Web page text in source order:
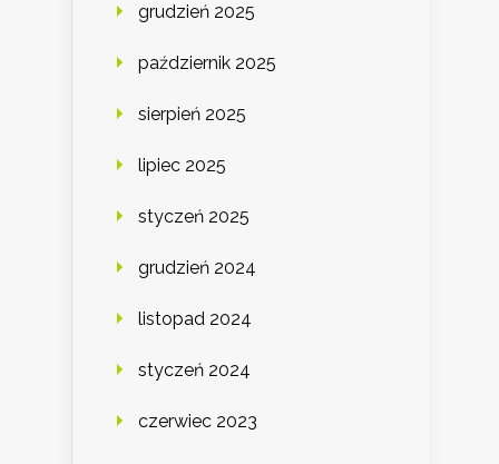
grudzień 2025
październik 2025
sierpień 2025
lipiec 2025
styczeń 2025
grudzień 2024
listopad 2024
styczeń 2024
czerwiec 2023